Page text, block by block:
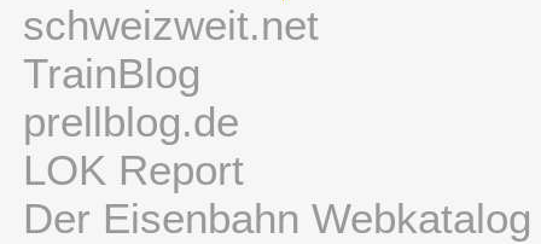
schweizweit.net
TrainBlog
prellblog.de
LOK Report
Der Eisenbahn Webkatalog